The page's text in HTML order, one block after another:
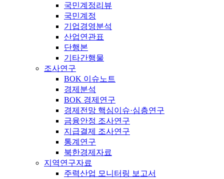
국민계정리뷰
국민계정
기업경영분석
산업연관표
단행본
기타간행물
조사연구
BOK 이슈노트
경제분석
BOK 경제연구
경제전망 핵심이슈·심층연구
금융안정 조사연구
지급결제 조사연구
통계연구
북한경제자료
지역연구자료
주력산업 모니터링 보고서